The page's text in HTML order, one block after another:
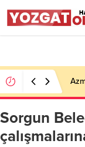
Sorgun